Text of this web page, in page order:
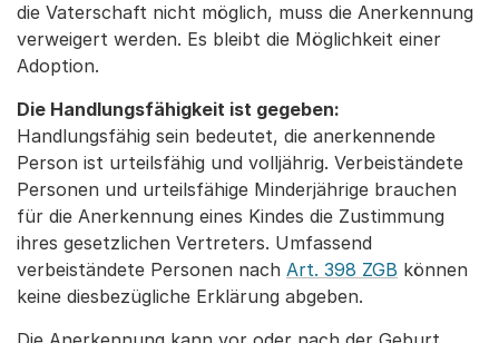
die Vaterschaft nicht möglich, muss die Anerkennung
verweigert werden. Es bleibt die Möglichkeit einer
Adoption.
Die Handlungsfähigkeit ist gegeben:
Handlungsfähig sein bedeutet, die anerkennende
Person ist urteilsfähig und volljährig. Verbeiständete
Personen und urteilsfähige Minderjährige brauchen
für die Anerkennung eines Kindes die Zustimmung
ihres gesetzlichen Vertreters. Umfassend
verbeiständete Personen nach Art. 398 ZGB können
keine diesbezügliche Erklärung abgeben.